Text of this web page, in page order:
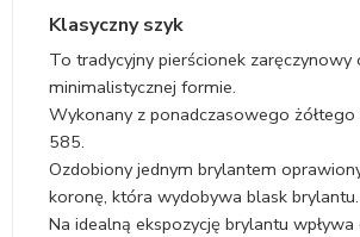
Klasyczny szyk
To tradycyjny pierścionek zaręczynowy
minimalistycznej formie.
Wykonany z ponadczasowego żółtego
585.
Ozdobiony jednym brylantem
koronę, która wydobywa blask brylantu.
Na idealną ekspozycję brylantu